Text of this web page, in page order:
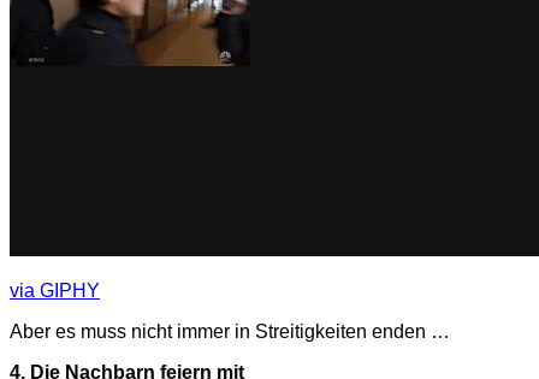
via GIPHY
Aber es muss nicht immer in Streitigkeiten enden …
4. Die Nachbarn feiern mit